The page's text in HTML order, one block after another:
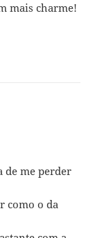
mais charme!
de me perder
como o da